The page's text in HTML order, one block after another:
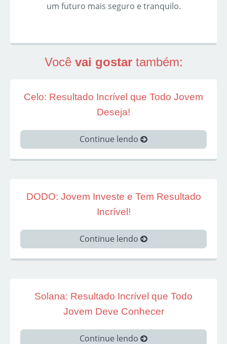
um futuro mais seguro e tranquilo.
Você vai gostartambém:
Celo: Resultado Incrível que Todo Jovem
Deseja!
Continue lendo
DODO: Jovem Investe e Tem Resultado
Incrível!
Continue lendo
Solana: Resultado Incrível que Todo
Jovem Deve Conhecer
Continue lendo